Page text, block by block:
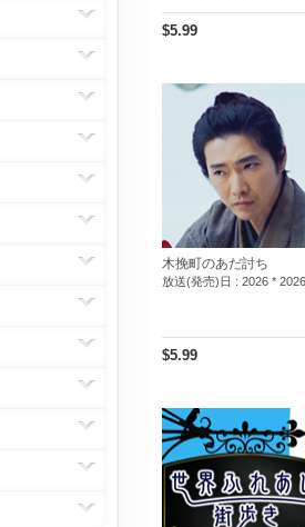
$5.99
木挽町のあだ討ち
放送(発売)日 : 2026 * 2026
$5.99